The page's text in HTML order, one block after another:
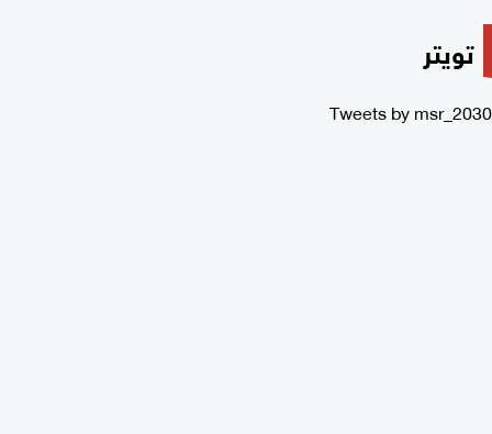
تويتر
Tweets by msr_2030